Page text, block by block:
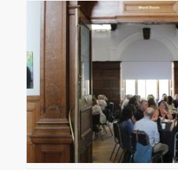
A LUA LEGATURA
CĂUTARE